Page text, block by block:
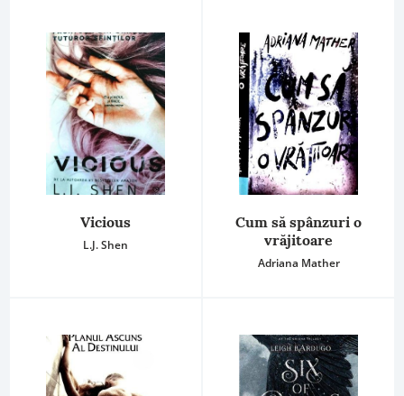
Vicious
L.J. Shen
Cum să spânzuri o
vrăjitoare
Adriana Mather